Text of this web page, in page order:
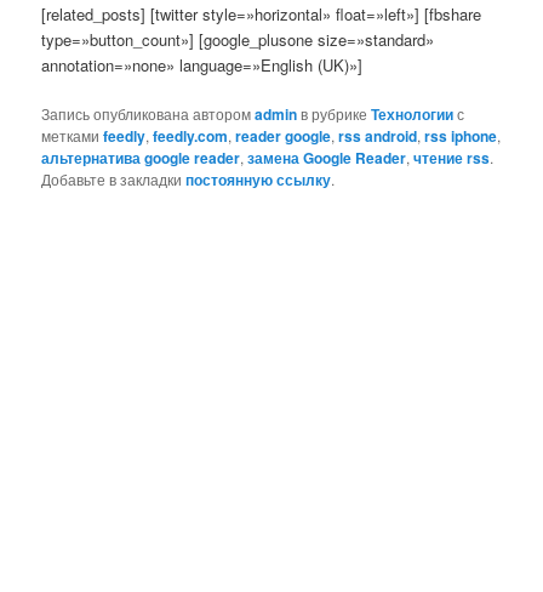
[related_posts] [twitter style=»horizontal» float=»left»] [fbshare
type=»button_count»] [google_plusone size=»standard»
annotation=»none» language=»English (UK)»]
Запись опубликована авторомadminв рубрикеТехнологиис
меткамиfeedly,feedly.com,reader google,rss android,rss iphone,
альтернатива google reader,замена Google Reader,чтение rss.
Добавьте в закладкипостоянную ссылку.